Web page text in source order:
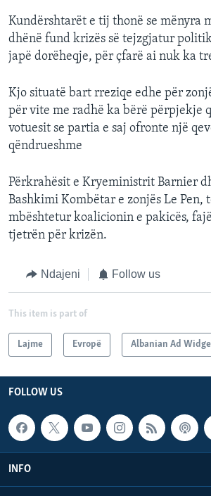
Kundërshtarët e tij thonë se mënyra
dhënë fund krizës së tejzgjatur
japë dorëheqje, për çfarë ai nuk ka
Kjo situatë bart rreziqe edhe për
për vite me radhë ka bërë përpjekje
votuesit se partia e saj ofronte një
qëndrueshme
Përkrahësit e Kryeministrit Barnier
Bashkimi Kombëtar e zonjës Le Pen,
mbështetur koalicionin e pakicës,
tjetrën për krizën.
Ndajeni Follow us
This item is part of
Lajme Evropë Albanian Ad
FOLLOW US
INFO